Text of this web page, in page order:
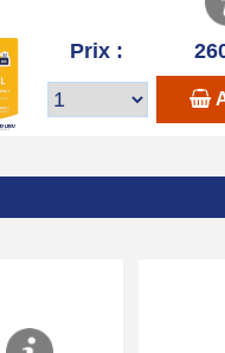
Prix :